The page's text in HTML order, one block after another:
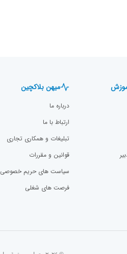
میهن بلاکچین
درباره ما
ارتباط با ما
تبلیغات و همکاری تجاری
قوانین و مقررات
سیاست های حریم خصوصی
فرصت های شغلی